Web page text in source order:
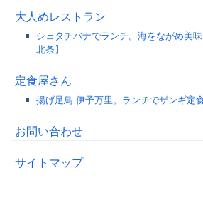
大人めレストラン
シェタチバナでランチ。海をながめ美
北条】
定食屋さん
揚げ足鳥 伊予万里。ランチでザンギ定
お問い合わせ
サイトマップ